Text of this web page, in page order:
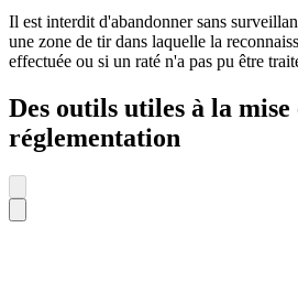
Il est interdit d'abandonner sans
une zone de tir dans laquelle la
effectuée ou si un raté n'a pas pu être
Des outils utiles à la
réglementation